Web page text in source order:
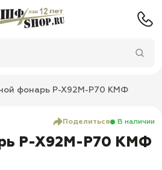
фонарь P-X92M-P70 КМФ
Поделиться В наличии
P-X92M-P70 КМФ